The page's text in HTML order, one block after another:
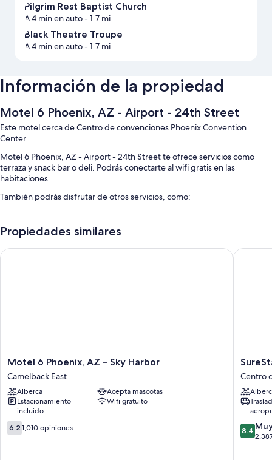
Pilgrim Rest Baptist Church
A 4 min en auto- 1.7 mi
Black Theatre Troupe
A 4 min en auto- 1.7 mi
Información de la propiedad
Motel 6 Phoenix, AZ - Airport - 24th Street
Este motel cerca de Centro de convenciones Phoenix Convention
Center
Motel 6 Phoenix, AZ - Airport - 24th Street te ofrece servicios como
terraza y snack bar o deli. Podrás conectarte al wifi gratis en las
habitaciones.
También podrás disfrutar de otros servicios, como:
Estacionamiento gratis
Recepción disponible las 24 horas, máquina expendedora y no se
Baños con tinas con regadera
Televisiones con canales por cable
Camas infantiles gratuitas, calefacción y escritorios
Propiedades similares
Motel
6
Phoenix,
AZ
–
Sky
Harbor
Camelback
Motel 6 Phoenix, AZ – Sky Harbor
Camelback East
Alberca
Acepta mascotas
Estacionamiento
incluido
Wifi gratuito
6.2
de
6.2 1,010 opiniones
Motel 6 Phoenix, AZ – Sky Harbor
By
Best
Western
Phoenix
Airport
Centro
de
Centro
8.4
de
8.4